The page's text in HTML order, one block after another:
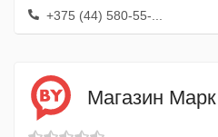
+375 (44) 580-55-...
Магазин